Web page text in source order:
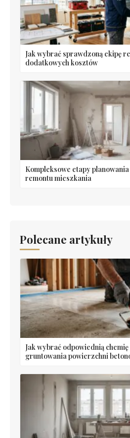
Jak wybrać sprawdzoną ekipę
dodatkowych kosztów
Kompleksowe etapy
remontu mieszkania
Polecane artykuły
Jak wybrać odpowiednią
gruntowania powierzchni